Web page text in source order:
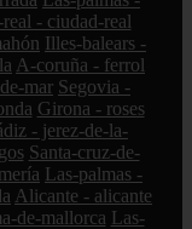
- ciudad-real
Illes-balears -
A-coruña - ferrol
mar Segovia -
Girona - roses
- jerez-de-la-
Santa-cruz-de-
Las-palmas -
Alicante - alicante
de-mallorca Las-